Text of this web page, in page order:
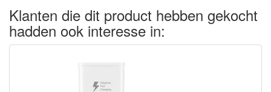
Klanten die dit product hebben gekocht
hadden ook interesse in: